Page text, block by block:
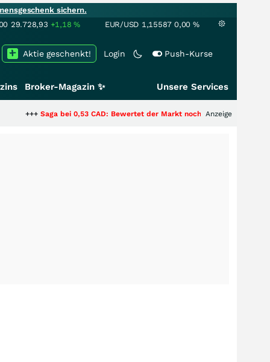
sichern.
29.728,93 +1,18% EUR/USD 1,15587 0,00 %
Login Push-Kurse
Aktie geschenkt!
Broker-Magazin ✨ Unsere Services
bei 0,53 CAD: Bewertet der Markt noch immer nur die Hälfte der Story?
Anzeige